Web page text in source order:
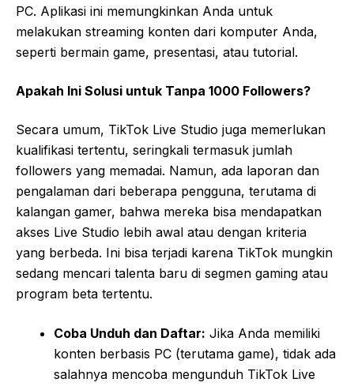
PC. Aplikasi ini memungkinkan Anda untuk
melakukan streaming konten dari komputer Anda,
seperti bermain game, presentasi, atau tutorial.
Apakah Ini Solusi untuk Tanpa 1000 Followers?
Secara umum, TikTok Live Studio juga memerlukan
kualifikasi tertentu, seringkali termasuk jumlah
followers yang memadai. Namun, ada laporan dan
pengalaman dari beberapa pengguna, terutama di
kalangan gamer, bahwa mereka bisa mendapatkan
akses Live Studio lebih awal atau dengan kriteria
yang berbeda. Ini bisa terjadi karena TikTok mungkin
sedang mencari talenta baru di segmen gaming atau
program beta tertentu.
Coba Unduh dan Daftar: Jika Anda memiliki
konten berbasis PC (terutama game), tidak ada
salahnya mencoba mengunduh TikTok Live